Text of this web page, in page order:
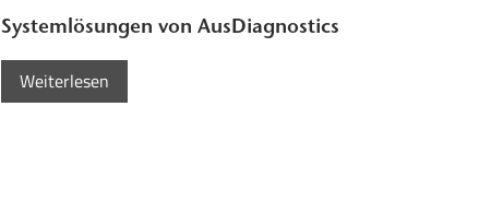
Systemlösungen von AusDiagnostics
Weiterlesen